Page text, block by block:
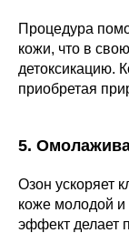
Процедура
кожи, что в
детоксикацию.
приобретая
5.
Озон ускоряет
коже молодой
эффект делает